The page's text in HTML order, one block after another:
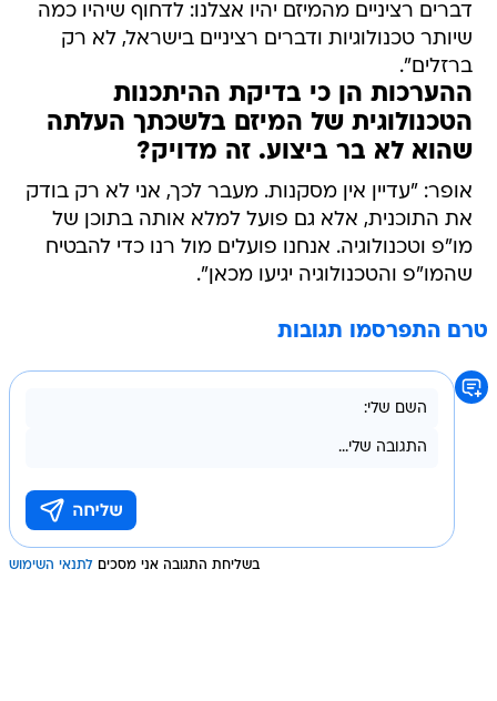
דברים רציניים מהמיזם יהיו אצלנו: לדחוף שיהיו כמה
שיותר טכנולוגיות ודברים רציניים בישראל, לא רק
ברזלים".
ההערכות הן כי בדיקת ההיתכנות
הטכנולוגית של המיזם בלשכתך העלתה
שהוא לא בר ביצוע. זה מדויק?
אופר: "עדיין אין מסקנות. מעבר לכך, אני לא רק בודק
את התוכנית, אלא גם פועל למלא אותה בתוכן של
מו"פ וטכנולוגיה. אנחנו פועלים מול רנו כדי להבטיח
שהמו"פ והטכנולוגיה יגיעו מכאן".
טרם התפרסמו תגובות
בשליחת התגובה אני מסכים לתנאי השימוש